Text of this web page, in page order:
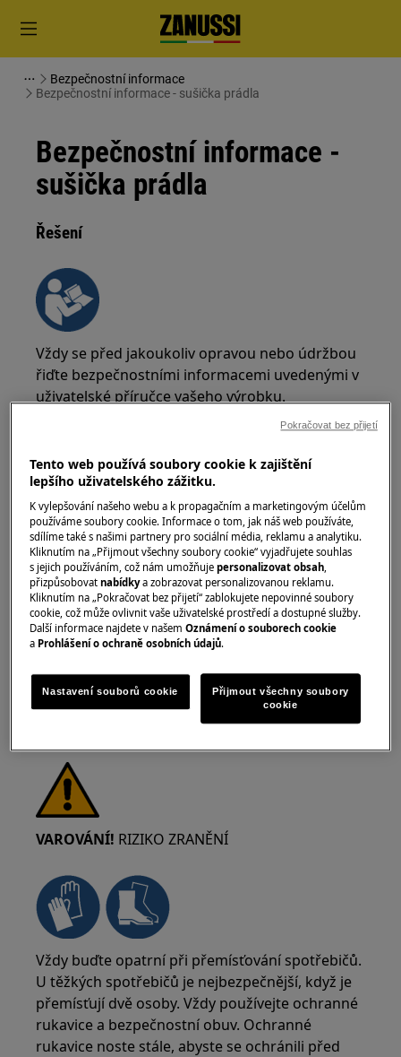
Bezpečnostní informace
Bezpečnostní informace - sušička prádla
Bezpečnostní informace -
sušička prádla
Řešení
Vždy se před jakoukoliv opravou nebo údržbou
řiďte bezpečnostními informacemi uvedenými v
uživatelské příručce vašeho výrobku.
https://www.electrolux.com/support/user-manuals/
VAROVÁNÍ!NEBEZPEČÍ ÚRAZU ELEKTRICKÝM
PROUDEM
Před jakoukoliv opravou nebo údržbou vypněte
přístroj a odpojte síťovou zástrčku ze zásuvky.
VAROVÁNÍ! RIZIKO ZRANĚNÍ
Vždy buďte opatrní při přemísťování spotřebičů.
U těžkých spotřebičů je nejbezpečnější, když je
přemísťují dvě osoby. Vždy používejte ochranné
rukavice a bezpečnostní obuv. Ochranné
rukavice noste stále, abyste se ochránili před
Tento web používá soubory cookie k zajištění
lepšího uživatelského zážitku.
K vylepšování našeho webu a k propagačním a marketingovým účelům
používáme soubory cookie. Informace o tom, jak náš web používáte,
sdílíme také s našimi partnery pro sociální média, reklamu a analytiku.
Kliknutím na „Přijmout všechny soubory cookie“ vyjadřujete souhlas
s jejich používáním, což nám umožňujepersonalizovat obsah,
přizpůsobovatnabídkya zobrazovat personalizovanou reklamu.
Kliknutím na „Pokračovat bez přijetí“ zablokujete nepovinné soubory
cookie, což může ovlivnit vaše uživatelské prostředí a dostupné služby.
Další informace najdete v našemOznámení o souborech cookie
a Prohlášení o ochraně osobních údajů.
Nastavení souborů cookie
Přijmout všechny soubory
cookie
Pokračovat bez přijetí